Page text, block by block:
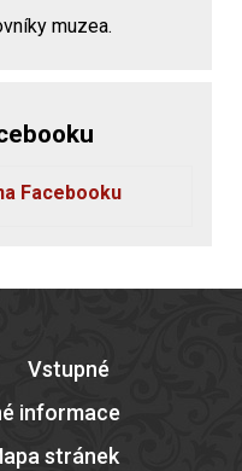
muzea.
Facebooku
Vstupné
informace
stránek